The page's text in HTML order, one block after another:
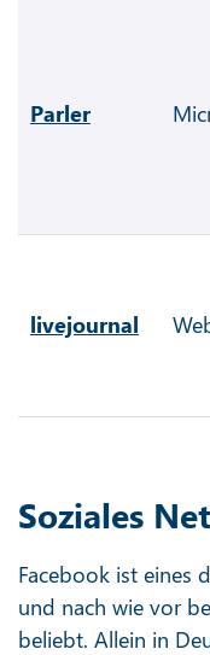
Parler
livejournal
Soziales
Facebook ist eines
und nach wie vor
beliebt. Allein in